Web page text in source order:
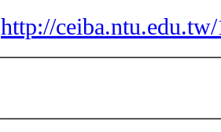
http://